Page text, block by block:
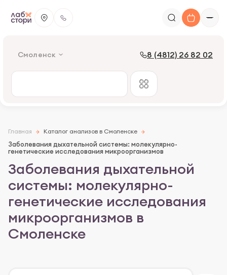
Смоленск 8 (4812) 26 82 02
Главная Каталог анализов в Смоленске
Заболевания дыхательной системы: молекулярно-
генетические исследования микроорганизмов
Заболевания дыхательной
системы: молекулярно-
генетические исследования
микроорганизмов в
Смоленске